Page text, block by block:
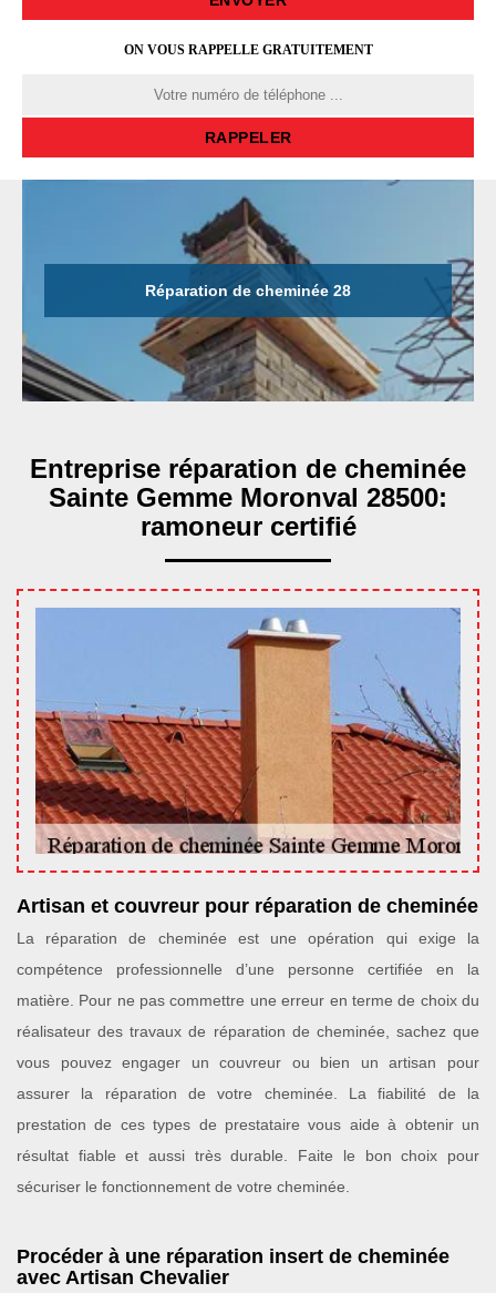
ON VOUS RAPPELLE GRATUITEMENT
Réparation de cheminée 28
Entreprise réparation de cheminée
Sainte Gemme Moronval 28500:
ramoneur certifié
Artisan et couvreur pour réparation de cheminée
La réparation de cheminée est une opération qui exige la
compétence professionnelle d’une personne certifiée en la
matière. Pour ne pas commettre une erreur en terme de choix du
réalisateur des travaux de réparation de cheminée, sachez que
vous pouvez engager un couvreur ou bien un artisan pour
assurer la réparation de votre cheminée. La fiabilité de la
prestation de ces types de prestataire vous aide à obtenir un
résultat fiable et aussi très durable. Faite le bon choix pour
sécuriser le fonctionnement de votre cheminée.
Procéder à une réparation insert de cheminée
avec Artisan Chevalier